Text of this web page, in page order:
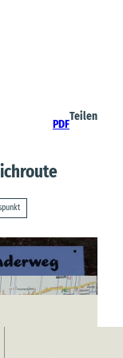
PDF
Teilen